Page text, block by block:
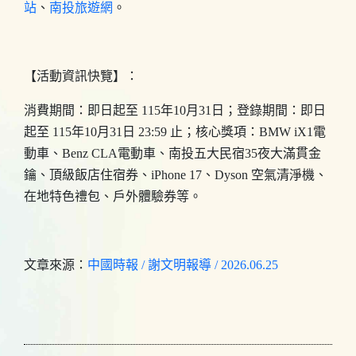
站 、 南投旅遊網 。
【活動資訊快覽】：
消費期間：即日起至 115年10月31日；登錄期間：即日
起至 115年10月31日 23:59 止；核心獎項：BMW iX1電
動車、Benz CLA電動車、南投五大民宿35夜大滿貫金
鑰、頂級飯店住宿券、iPhone 17、Dyson 空氣清淨機、
在地特色禮包、戶外體驗券等。
文章來源： 中國時報 / 謝文明報導 / 2026.06.25